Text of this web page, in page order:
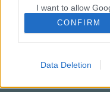
I want to allow
personalized
I want to allow
device identifiers
CONFIRM
Data Deletion